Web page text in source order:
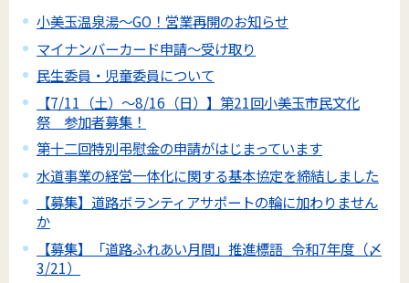
小美玉温泉湯～GO！営業再開のお知らせ
マイナンバーカード申請～受け取り
民生委員・児童委員について
【7/11（土）～8/16（日）】第21回小美玉市民文化
祭 参加者募集！
第十二回特別弔慰金の申請がはじまっています
水道事業の経営一体化に関する基本協定を締結しました
【募集】道路ボランティアサポートの輪に加わりません
か
【募集】「道路ふれあい月間」推進標語_令和7年度（〆
3/21）